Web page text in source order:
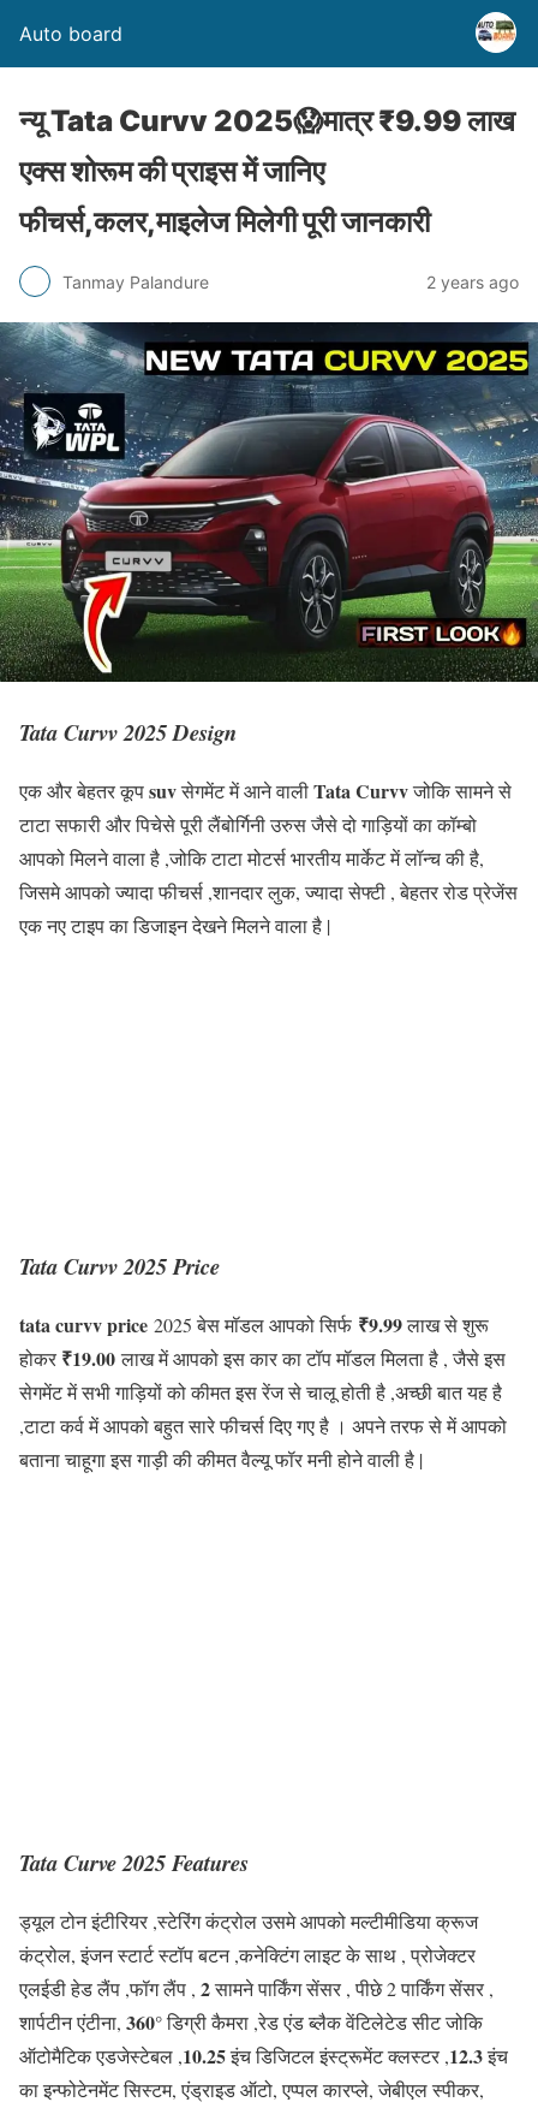
Auto board
न्यू Tata Curvv 2025😱मात्र ₹9.99 लाख
एक्स शोरूम की प्राइस में जानिए
फीचर्स,कलर,माइलेज मिलेगी पूरी जानकारी
Tanmay Palandure 2 years ago
Tata Curvv 2025 Design
एक और बेहतर कूपsuvसेगमेंट में आने वालीTata Curvvजोकि सामने से
टाटा सफारी और पिचेसे पूरी लैंबोर्गिनी उरुस जैसे दो गाड़ियों का कॉम्बो
आपको मिलने वाला है ,जोकि टाटा मोटर्स भारतीय मार्केट में लॉन्च की है,
जिसमे आपको ज्यादा फीचर्स ,शानदार लुक, ज्यादा सेफ्टी , बेहतर रोड प्रेजेंस
एक नए टाइप का डिजाइन देखने मिलने वाला है |
Tata Curvv 2025Price
tata curvv price 2025 बेस मॉडल आपको सिर्फ ₹9.99लाख से शुरू
होकर ₹19.00लाख में आपको इस कार का टॉप मॉडल मिलता है , जैसे इस
सेगमेंट में सभी गाड़ियों को कीमत इस रेंज से चालू होती है ,अच्छी बात यह है
,टाटा कर्व में आपको बहुत सारे फीचर्स दिए गए है । अपने तरफ से में आपको
बताना चाहूगा इस गाड़ी की कीमत वैल्यू फॉर मनी होने वाली है |
Tata Curve 2025 Features
ड्यूल टोन इंटीरियर ,स्टेरिंग कंट्रोल उसमे आपको मल्टीमीडिया क्रूज
कंट्रोल, इंजन स्टार्ट स्टॉप बटन ,कनेक्टिंग लाइट के साथ , प्रोजेक्टर
एलईडी हेड लैंप ,फॉग लैंप , 2सामने पार्किंग सेंसर , पीछे 2 पार्किंग सेंसर ,
शार्पटीन एंटीना, 360°डिग्री कैमरा ,रेड एंड ब्लैक वेंटिलेटेड सीट जोकि
ऑटोमैटिक एडजेस्टेबल ,10.25इंच डिजिटल इंस्ट्रूमेंट क्लस्टर ,12.3इंच
का इन्फोटेनमेंट सिस्टम, एंड्राइड ऑटो, एप्पल कारप्ले, जेबीएल स्पीकर,